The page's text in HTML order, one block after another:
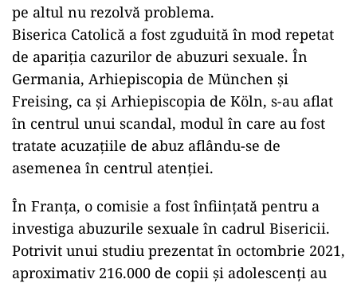
pe altul nu rezolvă problema.
Biserica Catolică a fost zguduită în mod repetat
de apariţia cazurilor de abuzuri sexuale. În
Germania, Arhiepiscopia de München şi
Freising, ca şi Arhiepiscopia de Köln, s-au aflat
în centrul unui scandal, modul în care au fost
tratate acuzaţiile de abuz aflându-se de
asemenea în centrul atenţiei.
În Franţa, o comisie a fost înfiinţată pentru a
investiga abuzurile sexuale în cadrul Bisericii.
Potrivit unui studiu prezentat în octombrie 2021,
aproximativ 216.000 de copii şi adolescenţi au